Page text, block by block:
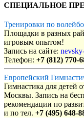
СПЕЦИАЛЬНОЕ
Тренировки по
Площадки в разных
игровым опытом!
Запись на сайте:
Телефон: +7 (812) 770-
Европейский
Гимнастика для детей
Москвы. Запись на
рекомендации по
и по тел. +7 (495) 648-